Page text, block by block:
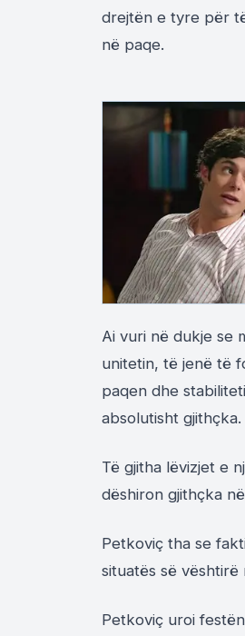
drejtën e tyre për
në paqe.
Ai vuri në dukje se
unitetin, të jenë të
paqen dhe
absolutisht gjithçka.
Të gjitha lëvizjet e
dëshiron gjithçka
Petkoviç tha se
situatës së
Petkoviç uroi